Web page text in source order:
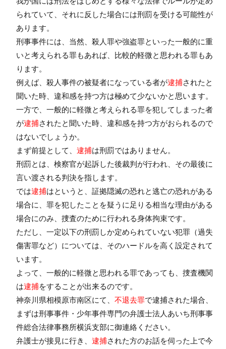
られていて、それに反した場合には刑罰を受ける可能性が
あります。
刑事事件には、当然、殺人罪や強盗罪といった一般的に重
いと考えられる罪もあれば、比較的軽微と思われる罪もあ
ります。
例えば、殺人事件の被疑者になっている者が逮捕されたと
聞いた時、違和感を持つ方は極めて少ないかと思います。
一方で、一般的に軽微と考えられる罪を犯してしまった者
が逮捕されたと聞いた時、違和感を持つ方がおられるので
はないでしょうか。
まず前提として、 逮捕は刑罰ではありません。
刑罰とは、検察官が起訴した後裁判が行われ、その最後に
言い渡される判決を指します。
では逮捕はというと、証拠隠滅の恐れと逃亡の恐れがある
場合に、罪を犯したことを疑うに足りる相当な理由がある
場合にのみ、捜査のために行われる身体拘束です。
ただし、一定以下の刑罰しか定められていない犯罪（過失
傷害罪など）については、そのハードルを高く設定されて
います。
よって、一般的に軽微と思われる罪であっても、捜査機関
は逮捕をすることが出来るのです。
神奈川県相模原市南区にて、 不退去罪で逮捕された場合、
まずは刑事事件・少年事件専門の弁護士法人あいち刑事事
件総合法律事務所横浜支部に御連絡ください。
弁護士が接見に行き、 逮捕された方のお話を伺った上で今